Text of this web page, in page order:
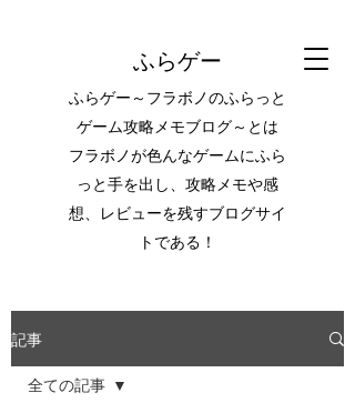
ふらゲー
ふらゲー～フラボノのふらっと
ゲーム攻略メモブログ～とは
フラボノが色んなゲームにふら
っと手を出し、攻略メモや感
想、レビューを残すブログサイ
トである！
記事
全ての記事